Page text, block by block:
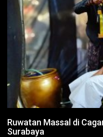
Ruwatan Massal di
Surabaya